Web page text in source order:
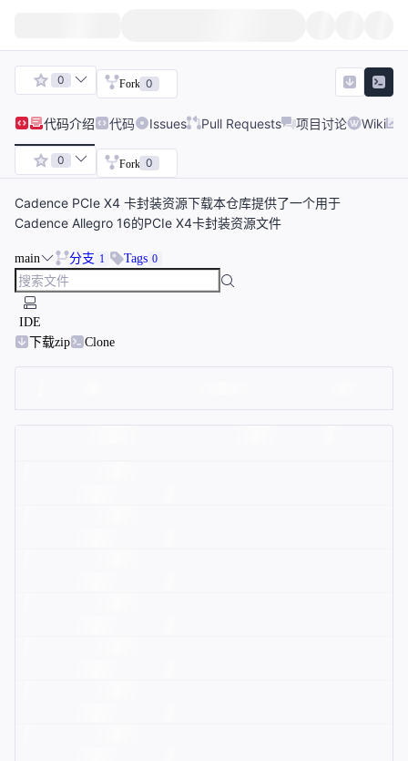
0 Fork 0
代码介绍 代码 Issues Pull Requests 项目讨论 Wiki
0 Fork 0
Cadence PCIe X4 卡封装资源下载本仓库提供了一个用于
Cadence Allegro 16的PCIe X4卡封装资源文件
main 分支 1 Tags 0
IDE
下载zip
Clone